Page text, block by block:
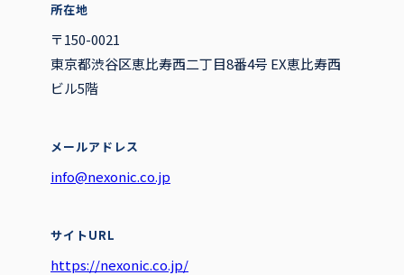
所在地
〒150-0021
東京都渋谷区恵比寿西二丁目8番4号 EX恵比寿西
ビル5階
メールアドレス
info@nexonic.co.jp
サイトURL
https://nexonic.co.jp/